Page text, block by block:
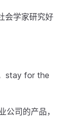
会学家研究好
stay for the
公司的产品，